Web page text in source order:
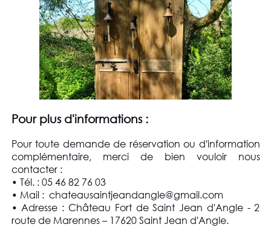
Pour plus d'informations :
Pour toute demande de réservation ou d'information
complémentaire, merci de bien vouloir nous
contacter :
• Tél. : 05 46 82 76 03
• Mail : chateausaintjeandangle@gmail.com
• Adresse : Château Fort de Saint Jean d'Angle - 2
route de Marennes – 17620 Saint Jean d'Angle.